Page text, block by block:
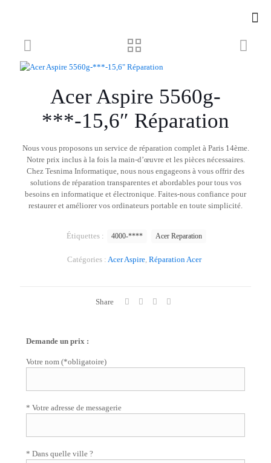
Acer Aspire 5560g-
***-15,6″ Réparation
Nous vous proposons un service de réparation complet à Paris 14ème.
Notre prix inclus à la fois la main-d’œuvre et les pièces nécessaires.
Chez Tesnima Informatique, nous nous engageons à vous offrir des
solutions de réparation transparentes et abordables pour tous vos
besoins en informatique et électronique. Faites-nous confiance pour
restaurer et améliorer vos ordinateurs portable en toute simplicité.
Catégories : Acer Aspire, Réparation Acer
Étiquettes : 4000-**** Acer Reparation
Share
Demande un prix :
Votre nom (*obligatoire)
* Votre adresse de messagerie
* Dans quelle ville ?